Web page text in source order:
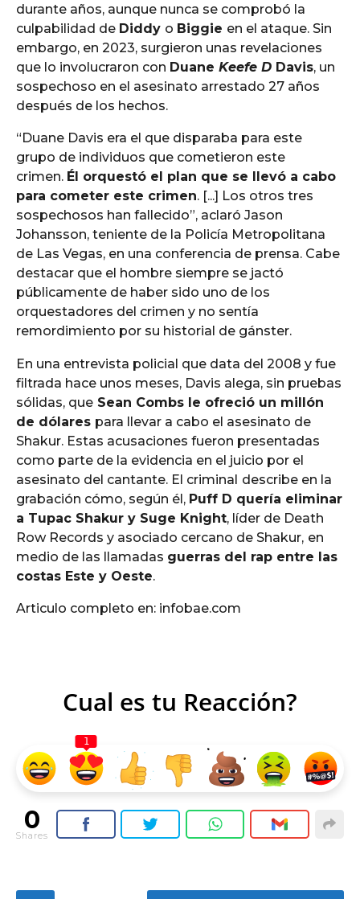
durante años, aunque nunca se comprobó la
culpabilidad de Diddy o Biggie en el ataque. Sin
embargo, en 2023, surgieron unas revelaciones
que lo involucraron con Duane Keefe D Davis, un
sospechoso en el asesinato arrestado 27 años
después de los hechos.
“Duane Davis era el que disparaba para este
grupo de individuos que cometieron este
crimen. Él orquestó el plan que se llevó a cabo
para cometer este crimen. [...] Los otros tres
sospechosos han fallecido”, aclaró Jason
Johansson, teniente de la Policía Metropolitana
de Las Vegas, en una conferencia de prensa. Cabe
destacar que el hombre siempre se jactó
públicamente de haber sido uno de los
orquestadores del crimen y no sentía
remordimiento por su historial de gánster.
En una entrevista policial que data del 2008 y fue
filtrada hace unos meses, Davis alega, sin pruebas
sólidas, que Sean Combs le ofreció un millón
de dólares para llevar a cabo el asesinato de
Shakur. Estas acusaciones fueron presentadas
como parte de la evidencia en el juicio por el
asesinato del cantante. El criminal describe en la
grabación cómo, según él, Puff D quería eliminar
a Tupac Shakur y Suge Knight, líder de Death
Row Records y asociado cercano de Shakur, en
medio de las llamadas guerras del rap entre las
costas Este y Oeste.
Articulo completo en: infobae.com
Cual es tu Reacción?
1
0
Shares